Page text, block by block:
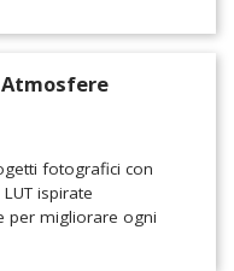
fotografici con
ispirate
per migliorare ogni